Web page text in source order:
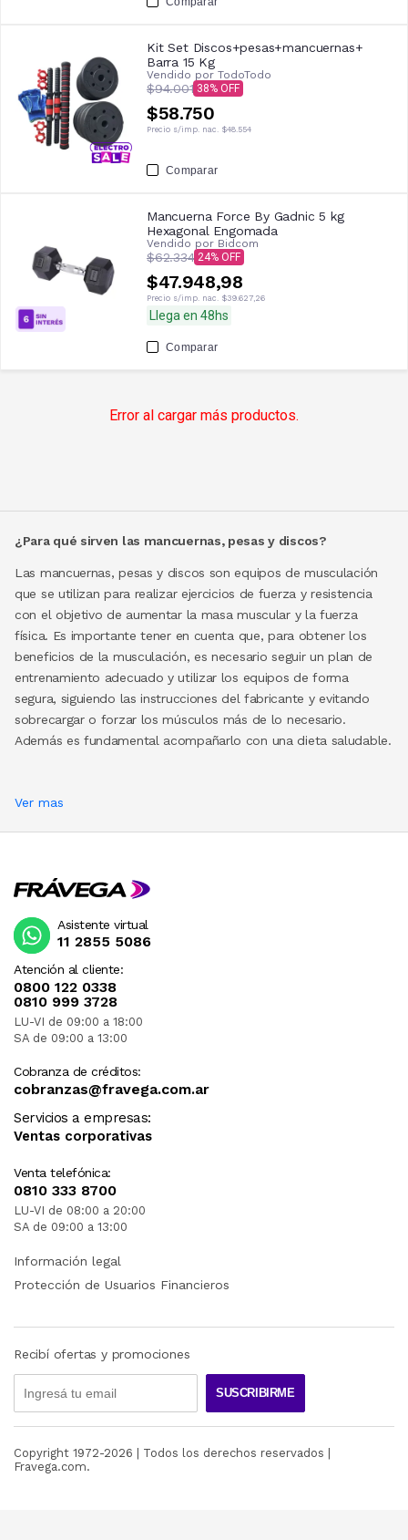
Kit Set Discos+pesas+mancuernas+
Barra 15 Kg
Vendido por TodoTodo
$94.001 38
$58.750
Precio s/imp. nac. $48.554
Comparar
Mancuerna Force By Gadnic 5 kg
Hexagonal Engomada
Vendido por Bidcom
$62.334 24
$47.948,98
Precio s/imp. nac. $39.627,26
Llega en 48hs
Comparar
Error al cargar más productos.
¿Para qué sirven las mancuernas, pesas y discos?
Las mancuernas, pesas y discos son equipos de musculación
que se utilizan para realizar ejercicios de fuerza y resistencia
con el objetivo de aumentar la masa muscular y la fuerza
física. Es importante tener en cuenta que, para obtener los
beneficios de la musculación, es necesario seguir un plan de
entrenamiento adecuado y utilizar los equipos de forma
segura, siguiendo las instrucciones del fabricante y evitando
sobrecargar o forzar los músculos más de lo necesario.
Además es fundamental acompañarlo con una dieta saludable.
Ver mas
Atención al cliente:
0800 122 0338
0810 999 3728
LU-VI de 09:00 a 18:00
SA de 09:00 a 13:00
Cobranza de créditos:
cobranzas@fravega.com.ar
Servicios a empresas:
Ventas corporativas
Venta telefónica:
0810 333 8700
LU-VI de 08:00 a 20:00
SA de 09:00 a 13:00
Asistente virtual
11 2855 5086
Información legal
Protección de Usuarios Financieros
Recibí ofertas y promociones
SUSCRIBIRME
Copyright 1972-2026 | Todos los derechos reservados |
Fravega.com.